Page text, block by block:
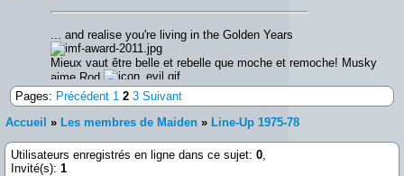
... and realise you're living in the Golden Years
Mieux vaut être belle et rebelle que moche et remoche! Musky
aime Rod
Pages: Précédent 1 2 3 Suivant
Accueil » Les membres de Maiden » Line-Up 1975-78
Utilisateurs enregistrés en ligne dans ce sujet: 0
Invité(s): 1